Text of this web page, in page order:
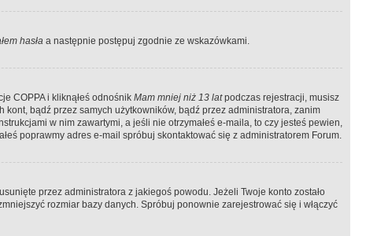
hasła a następnie postępuj zgodnie ze wskazówkami.
COPPA i kliknąłeś odnośnik Mam mniej niż 13 latpodczas rejestracji, musisz
bądź przez samych użytkowników, bądź przez administratora, zanim
w nim zawartymi, a jeśli nie otrzymałeś e-maila, to czy jesteś pewien,
poprawmy adres e-mail spróbuj skontaktować się z administratorem Forum.
przez administratora z jakiegoś powodu. Jeżeli Twoje konto zostało
rozmiar bazy danych. Spróbuj ponownie zarejestrować się i włączyć